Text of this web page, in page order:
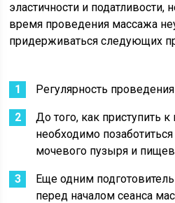
эластичности и податливости,
время проведения массажа
придерживаться следующих
Регулярность
До того, как приступить
необходимо
мочевого пузыря и
Еще одним
перед началом сеанса